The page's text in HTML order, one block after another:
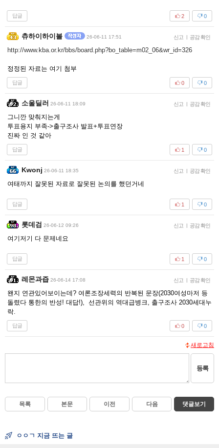
답글 0
2
츄하이하이볼 26-06-11 17:51 신고 | 공감 확인
http://www.kba.or.kr/bbs/board.php?bo_table=m02_06&wr_id=326
정정된 자료는 여기 첨부
답글 0
0
소울딜러 26-06-11 18:09 신고 | 공감 확인
그니깐 맞춰지는게
투표용지 부족->출구조사 발표+투표연장
진짜 인 것 같아
답글 0
1
Kwonj 26-06-11 18:35 신고 | 공감 확인
여태까지 잘못된 자료로 잘못된 논의를 했던거네
답글 0
1
롯데검 26-06-12 09:26 신고 | 공감 확인
여기저기 다 문제네요
답글 0
1
레몬과즙 26-06-14 17:08 신고 | 공감 확인
왠지 연관있어보이는데? 여론조장세력의 반복된 문장(2030여성마저 등
돌렸다 통한의 반성! 대답!), 선관위의 역대급병크, 출구조사 2030세대누
락.
답글 0
0
새로고침
등록
목록 본문 이전 다음 댓글보기
ㅇㅇㄱ 지금 뜨는 글